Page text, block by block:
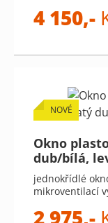
4 150,-
NOVÉ
Okno
dub/bílá,
jednokřídlé
mikroventilací
2 975,-